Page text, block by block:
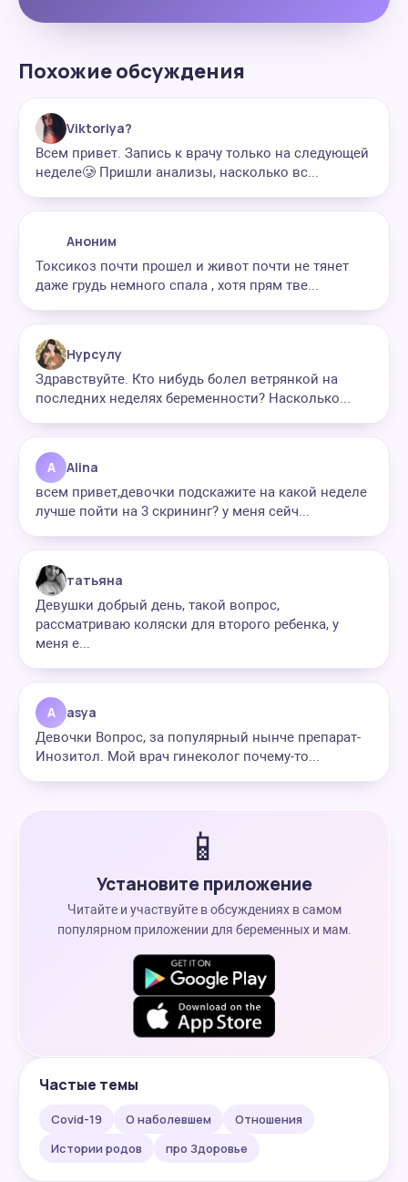
Похожие обсуждения
Viktoriya?
Всем привет. Запись к врачу только на следующей
неделе🥲 Пришли анализы, насколько вс...
Аноним
Токсикоз почти прошел и живот почти не тянет
даже грудь немного спала , хотя прям тве...
Нурсулу
Здравствуйте. Кто нибудь болел ветрянкой на
последних неделях беременности? Насколько...
A Alina
всем привет,девочки подскажите на какой неделе
лучше пойти на 3 скрининг? у меня сейч...
татьяна
Девушки добрый день, такой вопрос,
рассматриваю коляски для второго ребенка, у
меня е...
A asya
Девочки Вопрос, за популярный нынче препарат-
Инозитол. Мой врач гинеколог почему-то...
📱
Установите приложение
Читайте и участвуйте в обсуждениях в самом
популярном приложении для беременных и мам.
Частые темы
Covid-19 О наболевшем
Отношения
Истории родов
про Здоровье